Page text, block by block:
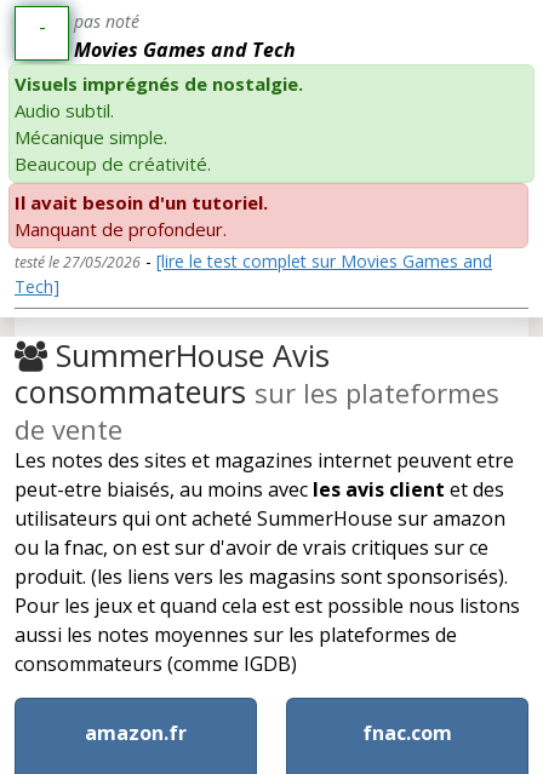
- pas noté
Movies Games and Tech
Visuels imprégnés de nostalgie.
Audio subtil.
Mécanique simple.
Beaucoup de créativité.
Il avait besoin d'un tutoriel.
Manquant de profondeur.
testé le 27/05/2026 - [lire le test complet sur Movies Games and
Tech]
SummerHouse Avis
consommateurs sur les plateformes
de vente
Les notes des sites et magazines internet peuvent etre
peut-etre biaisés, au moins avec les avis client et des
utilisateurs qui ont acheté SummerHouse sur amazon
ou la fnac, on est sur d'avoir de vrais critiques sur ce
produit. (les liens vers les magasins sont sponsorisés).
Pour les jeux et quand cela est est possible nous listons
aussi les notes moyennes sur les plateformes de
consommateurs (comme IGDB)
amazon.fr fnac.com